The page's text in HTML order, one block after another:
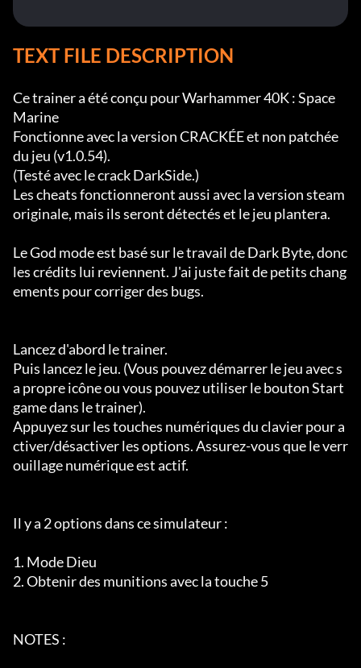
TEXT FILE DESCRIPTION
Ce trainer a été conçu pour Warhammer 40K : Space
Marine
Fonctionne avec la version CRACKÉE et non patchée
du jeu (v1.0.54).
(Testé avec le crack DarkSide.)
Les cheats fonctionneront aussi avec la version steam
originale, mais ils seront détectés et le jeu plantera.
Le God mode est basé sur le travail de Dark Byte, donc
les crédits lui reviennent. J'ai juste fait de petits chang
ements pour corriger des bugs.
Lancez d'abord le trainer.
Puis lancez le jeu. (Vous pouvez démarrer le jeu avec s
a propre icône ou vous pouvez utiliser le bouton Start
game dans le trainer).
Appuyez sur les touches numériques du clavier pour a
ctiver/désactiver les options. Assurez-vous que le verr
ouillage numérique est actif.
Il y a 2 options dans ce simulateur :
1. Mode Dieu
2. Obtenir des munitions avec la touche 5
NOTES :